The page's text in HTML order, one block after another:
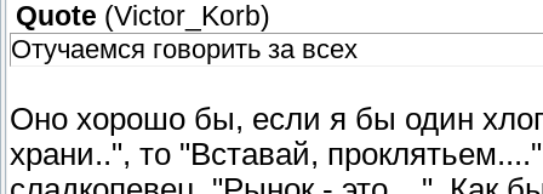
Quote (Victor_Korb)
Отучаемся говорить за всех
Оно хорошо бы, если я бы один
храни..", то "Вставай,